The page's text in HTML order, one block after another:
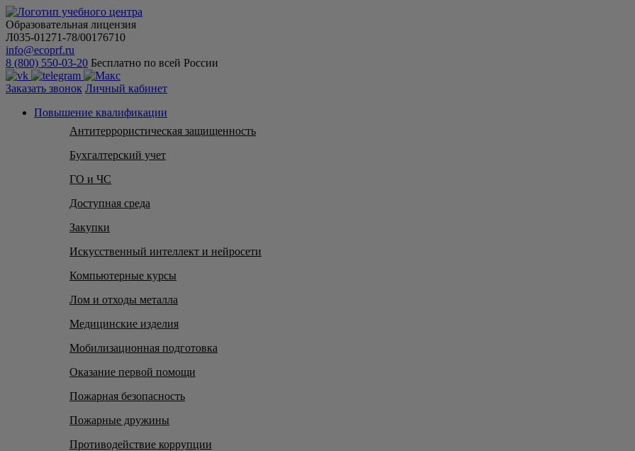
Образовательная лицензия
Л035-01271-78/00176710
info@ecoprf.ru
8 (800) 550-03-20 Бесплатно по всей России
Заказать звонок Личный кабинет
Повышение квалификации
Антитеррористическая защищенность
Бухгалтерский учет
ГО и ЧС
Доступная среда
Закупки
Искусственный интеллект и нейросети
Компьютерные курсы
Лом и отходы металла
Медицинские изделия
Мобилизационная подготовка
Оказание первой помощи
Пожарная безопасность
Пожарные дружины
Противодействие коррупции